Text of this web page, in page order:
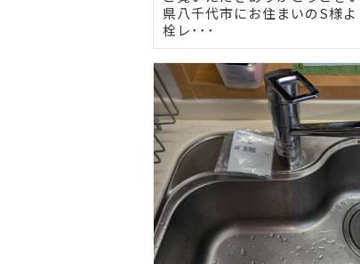
県八千代市にお住まいのS様
栓レ･･･